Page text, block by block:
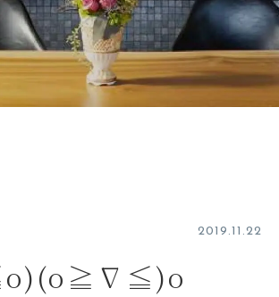
2019.11.22